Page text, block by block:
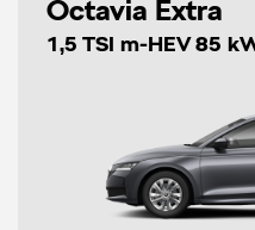
Octavia Extra
1,5 TSI m-HEV 85